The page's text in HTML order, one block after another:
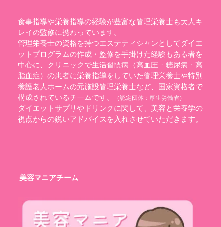
食事指導や栄養指導の経験が豊富な管理栄養士も大人キ
レイの監修に携わっています。
管理栄養士の資格を持つエステティシャンとしてダイエ
ットプログラムの作成・監修を手掛けた経験もある者を
中心に、クリニックで生活習慣病（高血圧・糖尿病・高
脂血症）の患者に栄養指導をしていた管理栄養士や特別
養護老人ホームの元施設管理栄養士など、国家資格者で
構成されているチームです。
（認定団体： 厚生労働省）
ダイエットサプリやドリンクに関して、美容と栄養学の
視点からの鋭いアドバイスを入れさせていただきます。
美容マニアチーム